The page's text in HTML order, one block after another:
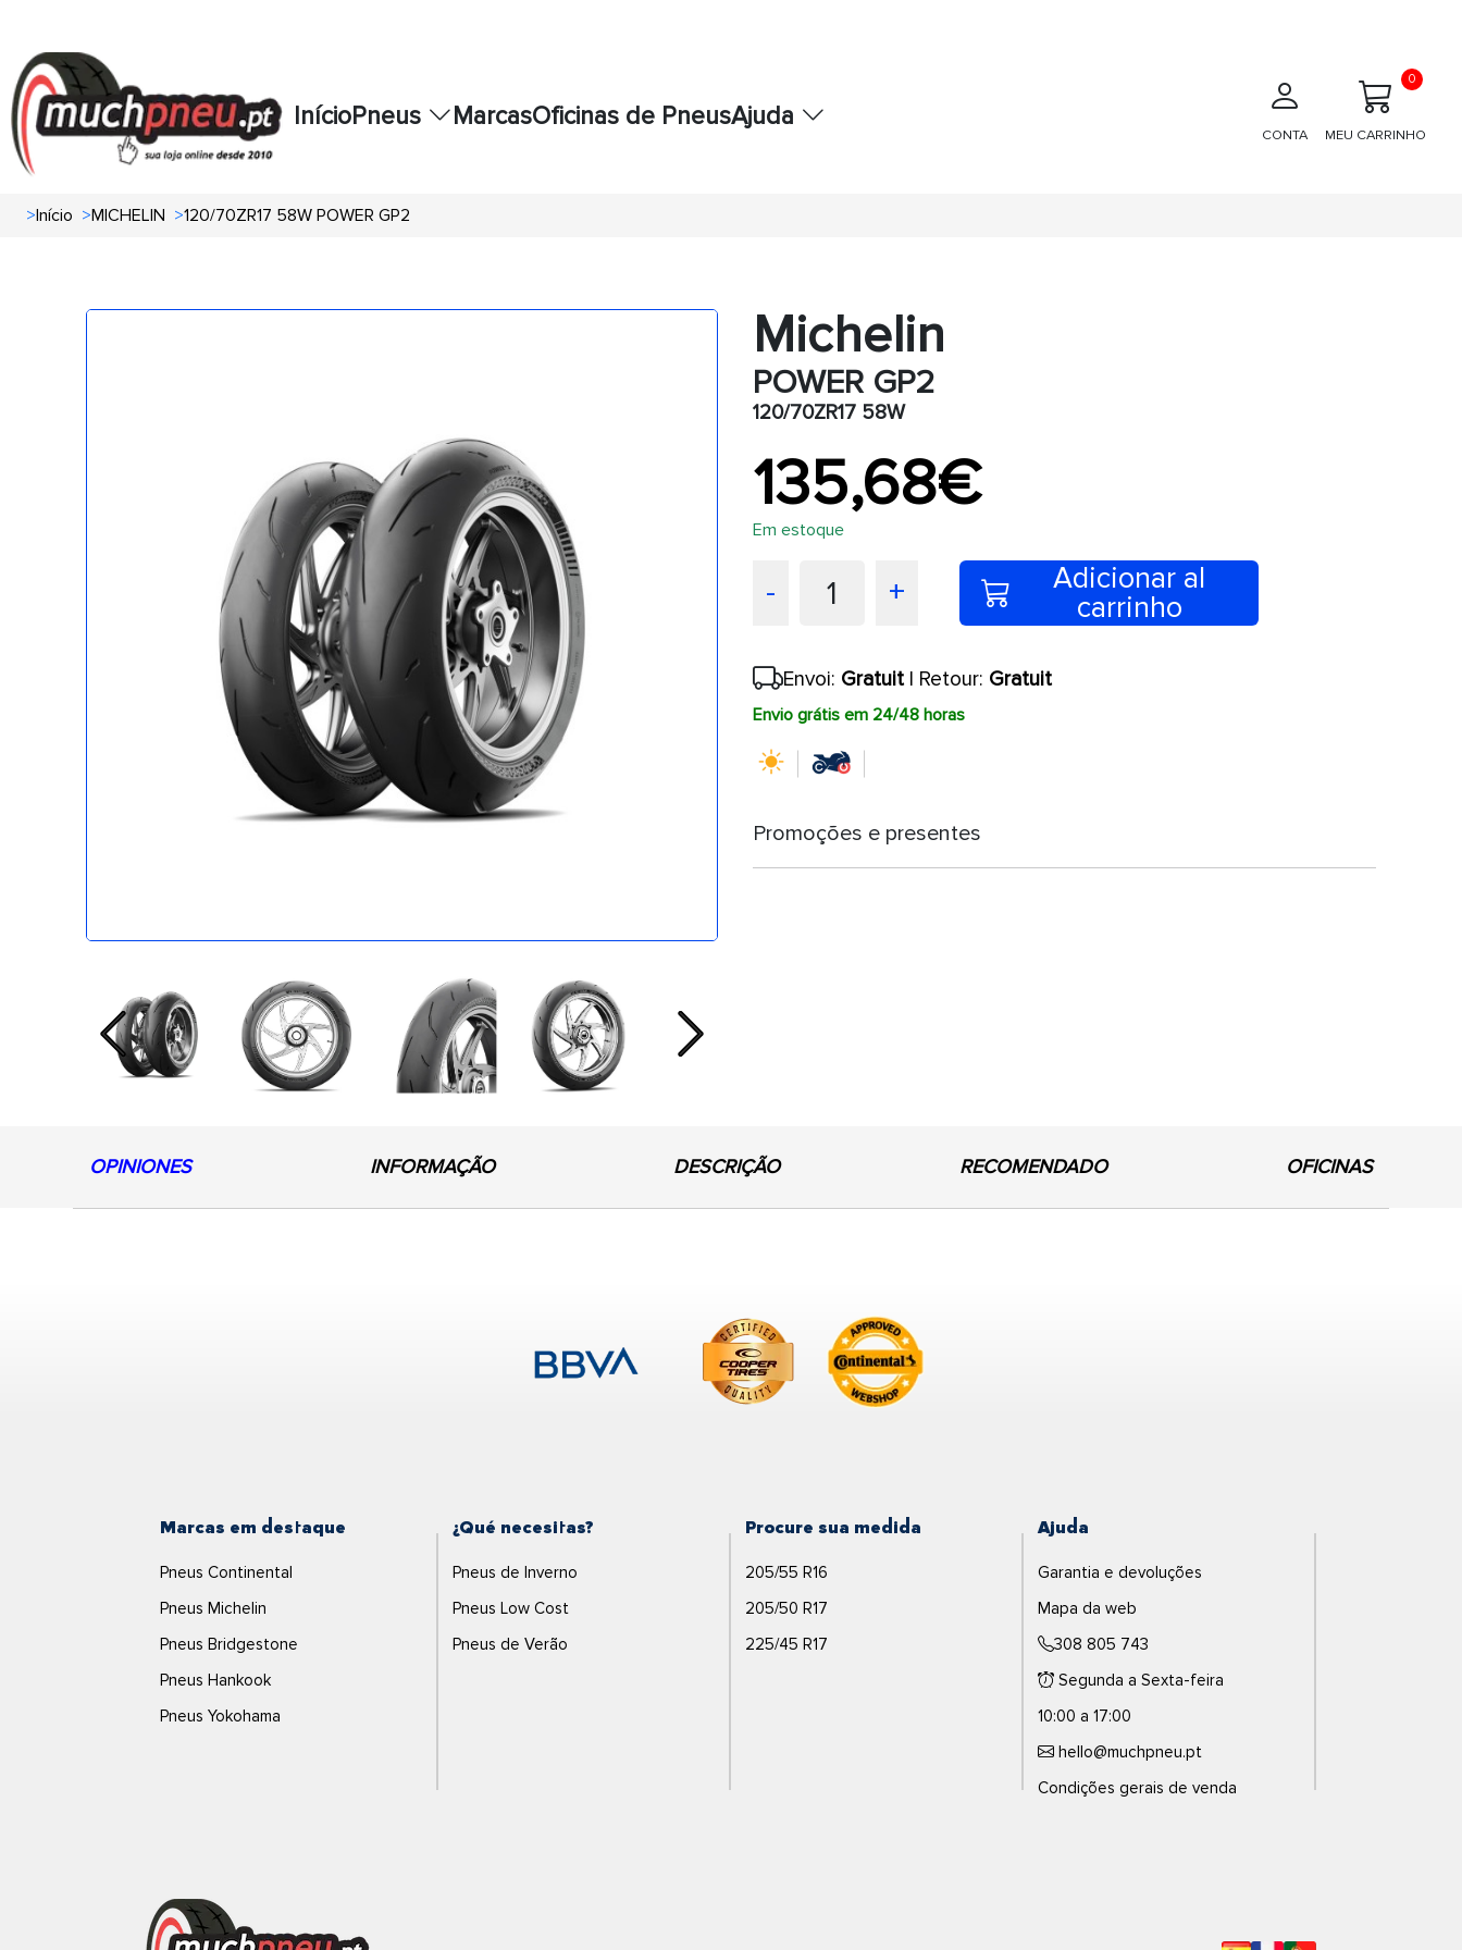
InícioPneus MarcasOficinas de PneusAjuda
CONTA MEU CARRINHO
0
>Início >MICHELIN >120/70ZR17 58W POWER GP2
Previous Next
Michelin
POWER GP2
120/70ZR17 58W
135,68€
Em estoque
- 1 +
Adicionar al
carrinho
Envoi: Gratuit| Retour: Gratuit
Envio grátis em 24/48 horas
Promoções e presentes
OPINIONES INFORMAÇÃO DESCRIÇÃO RECOMENDADO OFICINAS
Marcas em destaque
Pneus Continental
Pneus Michelin
Pneus Bridgestone
Pneus Hankook
Pneus Yokohama
¿Qué necesitas?
Pneus de Inverno
Pneus Low Cost
Pneus de Verão
Procure sua medida
205/55 R16
205/50 R17
225/45 R17
Ajuda
Garantia e devoluções
Mapa da web
308 805 743
Segunda a Sexta-feira
10:00 a 17:00
hello@muchpneu.pt
Condições gerais de venda